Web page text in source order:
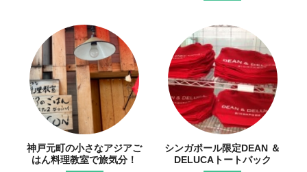
神戸元町の小さなアジアご
はん料理教室で旅気分！
シンガポール限定DEAN ＆
DELUCAトートバック